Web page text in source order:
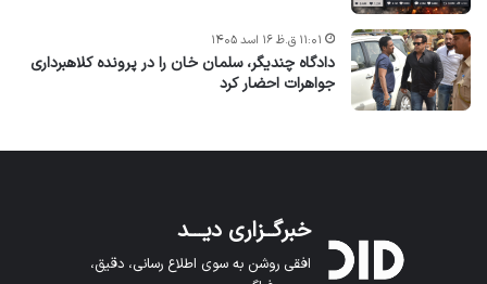
دادگاه چندیگر، سلمان خان را در پرونده کلاهبرداری
جواهرات احضار کرد
۱۱:۰۱ ق.ظ ۱۶ اسد ۱۴۰۵
خبرگــزاری دیـــد
افقی روشن به سوی اطلاع رسانی، دقیق،